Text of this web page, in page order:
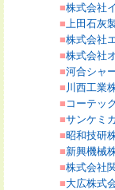
■株式会社
■上田石灰
■株式会社
■株式会社
■河合シャ
■ 川西工業
■ コーテッ
■サンケミ
■昭和技研
■新興機械
■株式会社
■大広株式